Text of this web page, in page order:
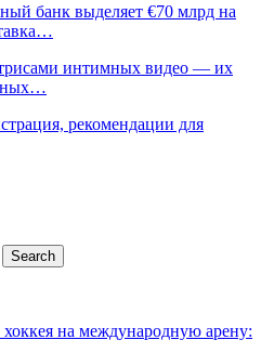
банк выделяет €70 млрд на
интимных видео — их
рекомендации для
на международную арену: